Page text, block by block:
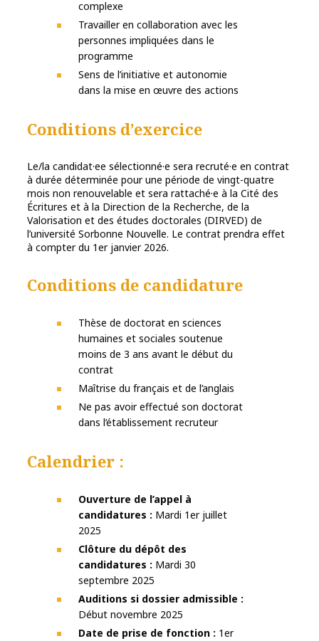
complexe
Travailler en collaboration avec les
personnes impliquées dans le
programme
Sens de l’initiative et autonomie
dans la mise en œuvre des actions
Conditions d’exercice
Le/la candidat·ee sélectionné·e sera recruté·e en contrat
à durée déterminée pour une période de vingt-quatre
mois non renouvelable et sera rattaché·e à la Cité des
Écritures et à la Direction de la Recherche, de la
Valorisation et des études doctorales (DIRVED) de
l’université Sorbonne Nouvelle. Le contrat prendra effet
à compter du 1er janvier 2026.
Conditions de candidature
Thèse de doctorat en sciences
humaines et sociales soutenue
moins de 3 ans avant le début du
contrat
Maîtrise du français et de l’anglais
Ne pas avoir effectué son doctorat
dans l’établissement recruteur
Calendrier :
Ouverture de l’appel à
candidatures : Mardi 1er juillet
2025
Clôture du dépôt des
candidatures : Mardi 30
septembre 2025
Auditions si dossier admissible :
Début novembre 2025
Date de prise de fonction : 1er